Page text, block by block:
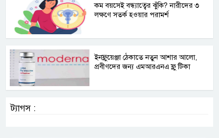
কম বয়সেই বন্ধ্যাত্বের ঝুঁকি? নারীদের ৩
লক্ষণে সতর্ক হওয়ার পরামর্শ
ইনফ্লুয়েঞ্জা ঠেকাতে নতুন আশার আলো,
প্রবীণদের জন্য এমআরএনএ ফ্লু টিকা
ট্যাগস :